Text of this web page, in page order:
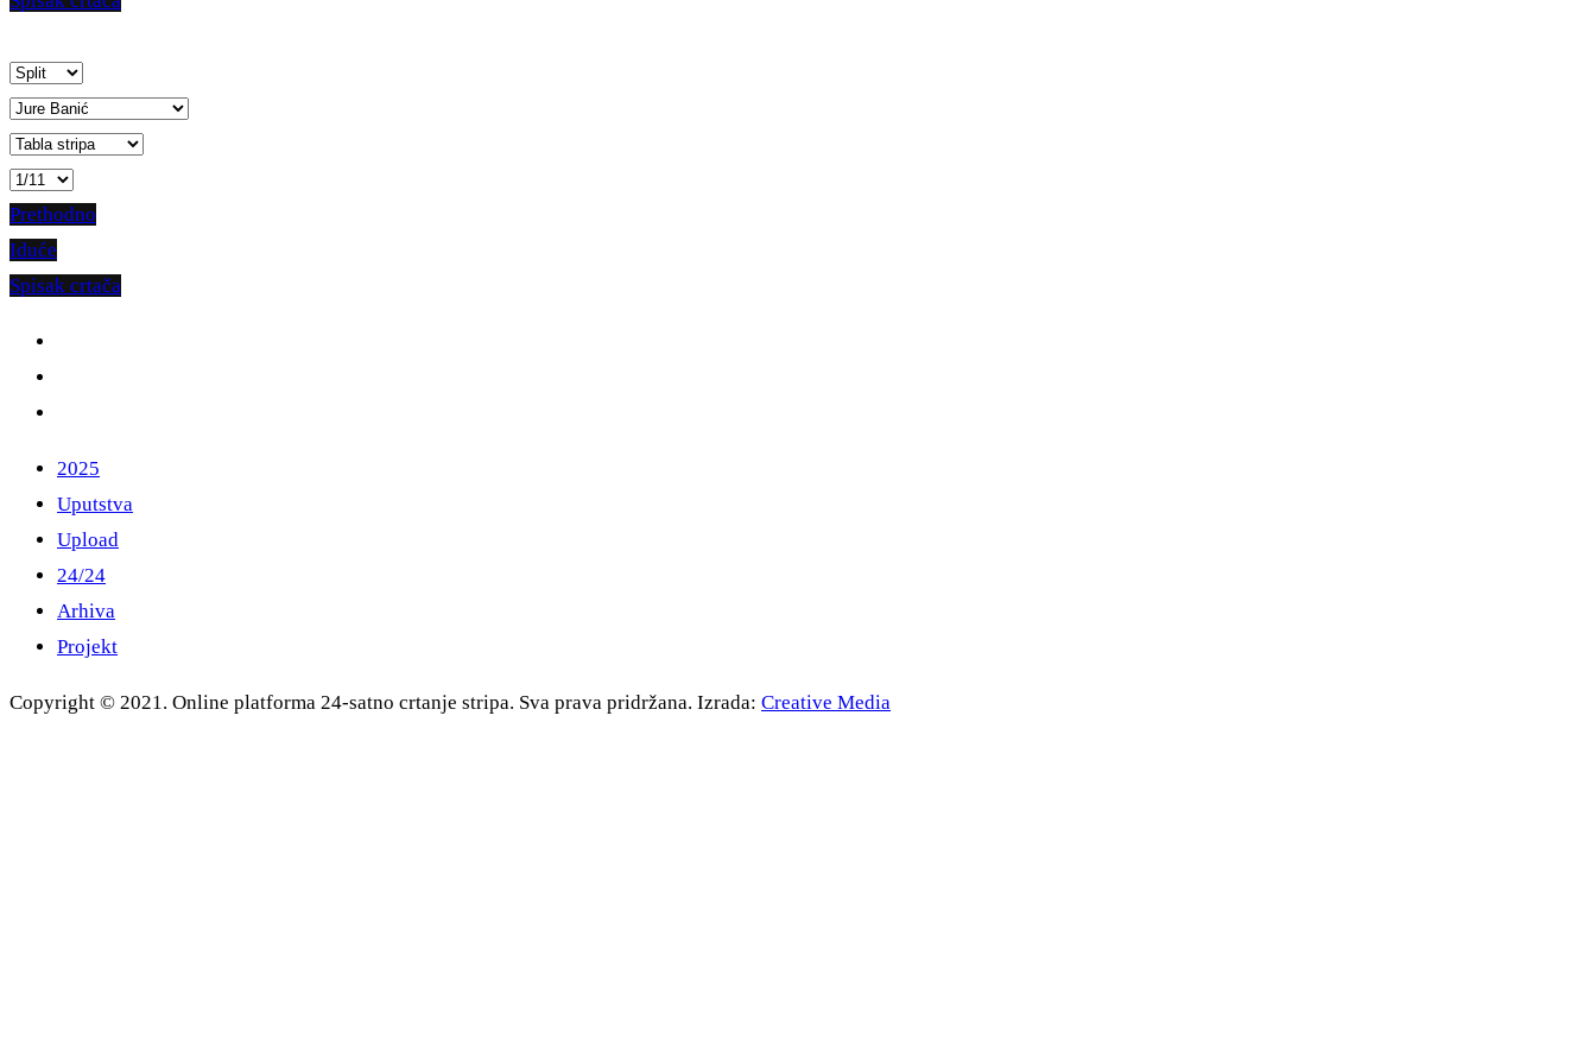
Prethodno
Iduće
Spisak crtača
2025
Uputstva
Upload
24/24
Arhiva
Projekt
Copyright © 2021. Online platforma 24-satno crtanje stripa. Sva prava pridržana. Izrada: Creative Media